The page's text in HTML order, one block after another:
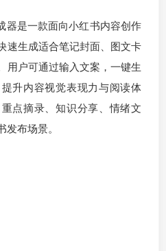
器是一款面向小红书内容创作
速生成适合笔记封面、图文卡
用户可通过输入文案，一键生
升内容视觉表现力与阅读体
点摘录、知识分享、情绪文
发布场景。